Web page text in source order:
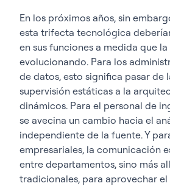
En los próximos años, sin
esta trifecta tecnológica
en sus funciones a medida que
evolucionando. Para los
de datos, esto significa pasar de
supervisión estáticas a la
dinámicos. Para el personal de
se avecina un cambio hacia el
independiente de la fuente. Y
empresariales, la comunicación
entre departamentos, sino más
tradicionales, para aprovechar